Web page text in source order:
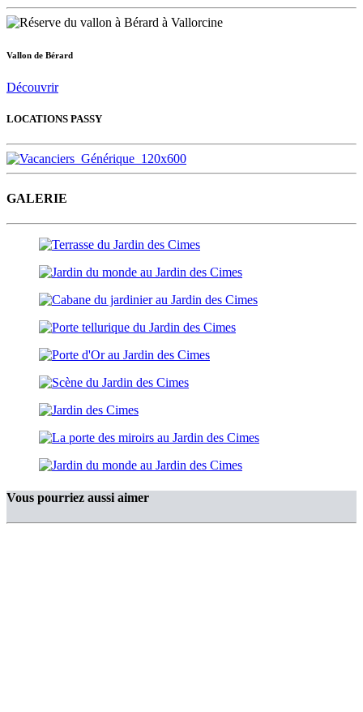
Vallon de Bérard
Découvrir
LOCATIONS PASSY
GALERIE
Vous pourriez aussi aimer